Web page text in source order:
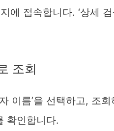
에 접속합니다. ‘상세
조회
이름’을 선택하고, 조
확인합니다.